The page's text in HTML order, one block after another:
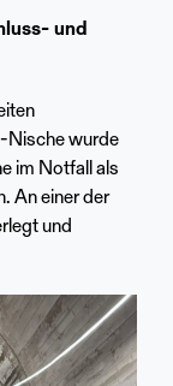
und
Nische wurde
im Notfall als
An einer der
und